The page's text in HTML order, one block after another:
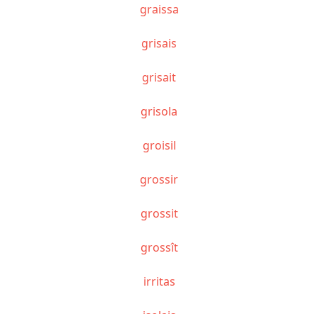
graissa
grisais
grisait
grisola
groisil
grossir
grossit
grossît
irritas